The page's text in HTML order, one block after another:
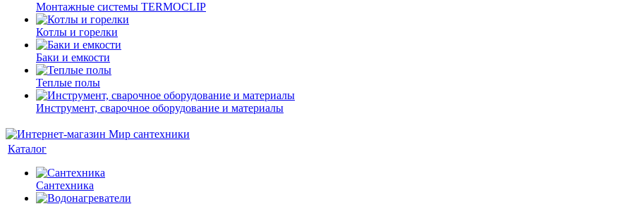
Монтажные системы TERMOCLIP
Котлы и горелки
Баки и емкости
Теплые полы
Инструмент, сварочное оборудование и материалы
Каталог
Сантехника